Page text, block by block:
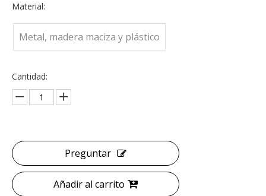
Material:
Metal, madera maciza y plástico
Cantidad:
Preguntar
Añadir al carrito